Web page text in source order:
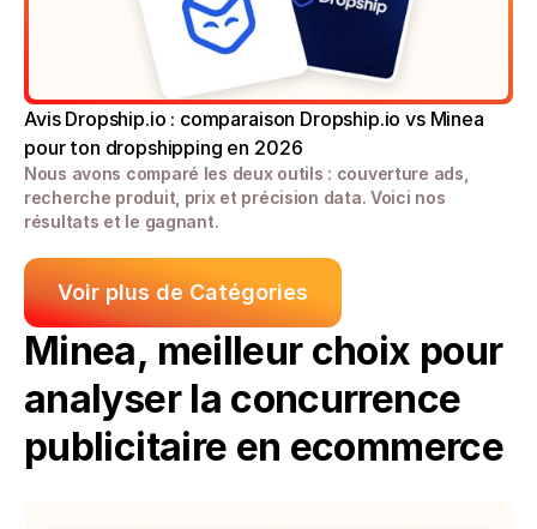
Avis Dropship.io : comparaison Dropship.io vs Minea
pour ton dropshipping en 2026
Nous avons comparé les deux outils : couverture ads,
recherche produit, prix et précision data. Voici nos
résultats et le gagnant.
Voir plus de Catégories
Minea, meilleur choix pour
analyser la concurrence
publicitaire en ecommerce